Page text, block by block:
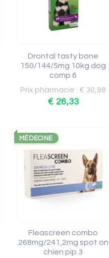
Drontal tasty bone
150/144/5mg 10kg dog
comp 6
Prix pharmacie : € 30,98
€ 26,33
MÉDECINE
Fleascreen combo
268mg/241,2mg spot on
chien pip.3